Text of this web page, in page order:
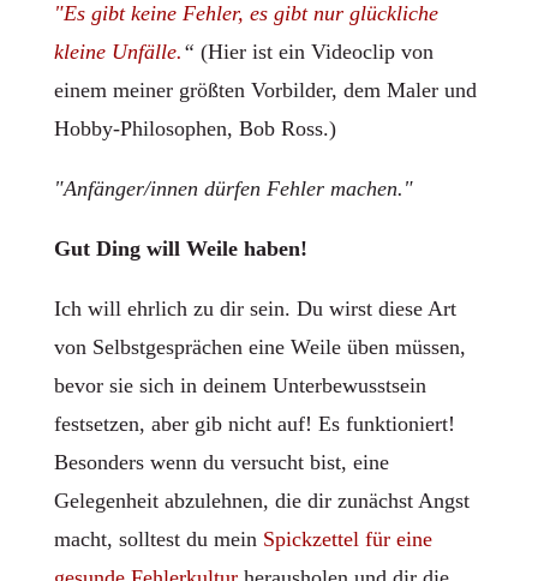
"Es gibt keine Fehler, es gibt nur glückliche
kleine Unfälle. “ (Hier ist ein Videoclip von
einem meiner größten Vorbilder, dem Maler und
Hobby-Philosophen, Bob Ross.)
"Anfänger/innen dürfen Fehler machen."
Gut Ding will Weile haben!
Ich will ehrlich zu dir sein. Du wirst diese Art
von Selbstgesprächen eine Weile üben müssen,
bevor sie sich in deinem Unterbewusstsein
festsetzen, aber gib nicht auf! Es funktioniert!
Besonders wenn du versucht bist, eine
Gelegenheit abzulehnen, die dir zunächst Angst
macht, solltest du mein Spickzettel für eine